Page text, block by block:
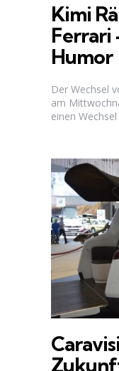
Kimi
Ferrari
Humor
Der Wechsel
am
einen